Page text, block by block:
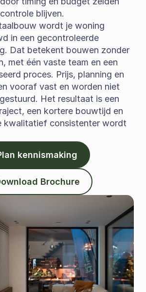
blijven.
wordt je woning
in een gecontroleerde
Dat betekent bouwen zonder
met één vaste team en een
proces. Prijs, planning en
vooraf vast en worden niet
Het resultaat is een
een kortere bouwtijd en
kwalitatief consistenter wordt
kennismaking
Brochure